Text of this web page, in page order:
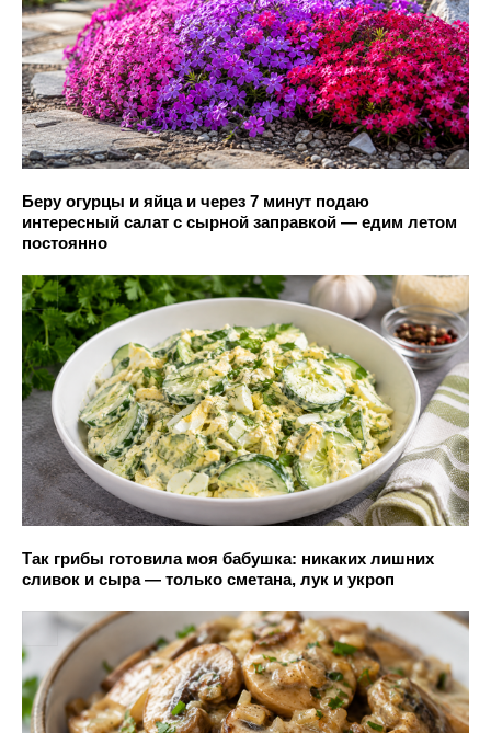
Беру огурцы и яйца и через 7 минут подаю
интересный салат с сырной заправкой — едим летом
постоянно
Так грибы готовила моя бабушка: никаких лишних
сливок и сыра — только сметана, лук и укроп